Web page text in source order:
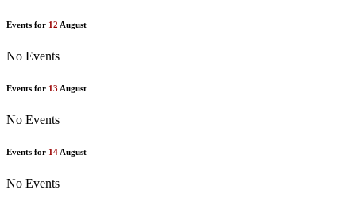
Events for 12 August
No Events
Events for 13 August
No Events
Events for 14 August
No Events